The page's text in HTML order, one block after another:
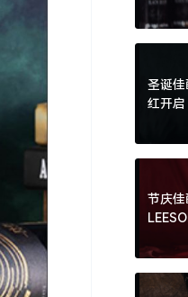
圣诞
红开启
节庆